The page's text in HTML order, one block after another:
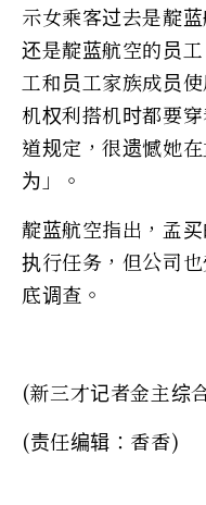
示女乘客过去是靛
还是靛蓝航空的员
工和员工家族成员
机权利搭机时都要
道规定，很遗憾她
为」。
靛蓝航空指出，孟
执行任务，但公司
底调查。
(新三才记者金主综
(责任编辑：香香)